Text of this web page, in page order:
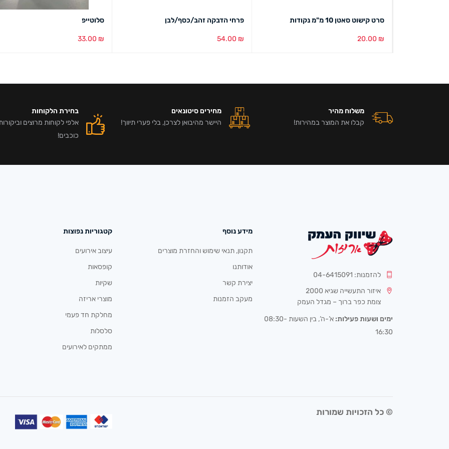
סרט קישוט סאטן 10 מ"מ נקודות
20.00 ₪
פרחי הדבקה זהב/כסף/לבן
54.00 ₪
סלוטייפ
33.00 ₪
משלוח מהיר
קבלו את המוצר במהירות!
מחירים סיטונאים
היישר מהיבואן לצרכן, בלי פערי תיווך!
בחירת הלקוחות
כוכבים!
להזמנות: 04-6415091
איזור התעשייה שגיא 2000
צומת כפר ברוך – מגדל העמק
ימים ושעות פעילות:
א’-ה’, בין השעות 08:30-
16:30
מידע נוסף
תקנון, תנאי שימוש והחזרת מוצרים
אודותנו
יצירת קשר
מעקב הזמנות
קטגוריות נפוצות
עיצוב אירועים
קופסאות
שקיות
מוצרי אריזה
מחלקת חד פעמי
סלסלות
ממתקים לאירועים
© כל הזכויות שמורות